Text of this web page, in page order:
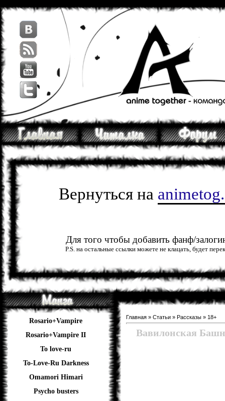
Вернуться на
Для того чтобы добавить фанф/
P.S. на остальные ссылки можете не клацать, будет
Rosario+Vampire
Rosario+Vampire II
To love-ru
To-Love-Ru Darkness
Omamori Himari
Psycho busters
Главная » Статьи » Рассказы » 18+
Вавилонская